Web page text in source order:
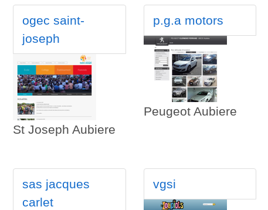
ogec saint-
joseph
St Joseph Aubiere
p.g.a motors
Peugeot Aubiere
sas jacques
carlet
vgsi